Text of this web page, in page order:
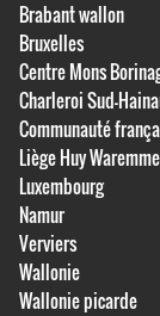
Brabant wallon
Bruxelles
Centre Mons
Charleroi Sud-
Communauté
Liège Huy Waremme
Luxembourg
Namur
Verviers
Wallonie
Wallonie picarde